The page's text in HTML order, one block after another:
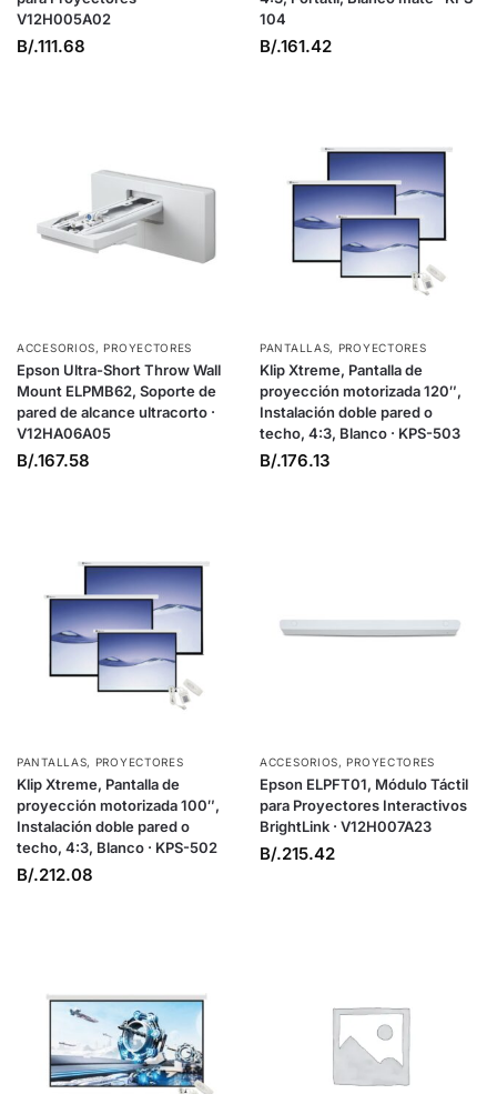
V12H005A02
B/.111.68
104
B/.161.42
ACCESORIOS,PROYECTORES
Epson Ultra-Short Throw Wall
Mount ELPMB62, Soporte de
pared de alcance ultracorto ·
V12HA06A05
B/.167.58
PANTALLAS, PROYECTORES
Klip Xtreme, Pantalla de
proyección motorizada 120″,
Instalación doble pared o
techo, 4:3, Blanco · KPS-503
B/.176.13
PANTALLAS, PROYECTORES
Klip Xtreme, Pantalla de
proyección motorizada 100″,
Instalación doble pared o
techo, 4:3, Blanco · KPS-502
B/.212.08
ACCESORIOS,PROYECTORES
Epson ELPFT01, Módulo Táctil
para Proyectores Interactivos
BrightLink · V12H007A23
B/.215.42